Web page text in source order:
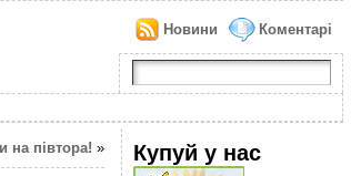
Коментарі
Новини
на півтора! » Купуй у нас